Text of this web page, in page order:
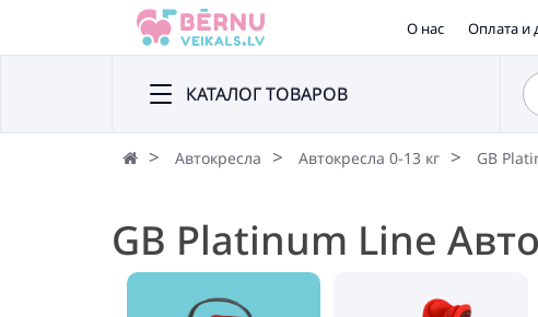
О нас Оплата и
КАТАЛОГ ТОВАРОВ
Автокресла Автокресла 0-13 кг GB
GB Platinum Line